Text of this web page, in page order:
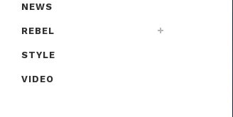
NEWS
REBEL
STYLE
VIDEO